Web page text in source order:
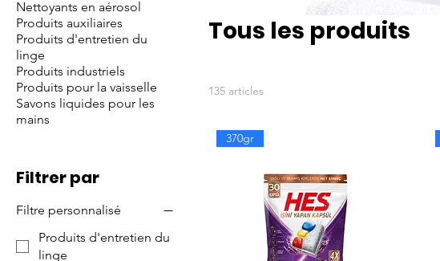
Nettoyants en aérosol
Produits auxiliaires
Produits d'entretien du
linge
Produits industriels
Produits pour la vaisselle
Savons liquides pour les
mains
Filtrer par
Filtre personnalisé
Produits d'entretien du
linge
Tous les produits
135 articles
370gr